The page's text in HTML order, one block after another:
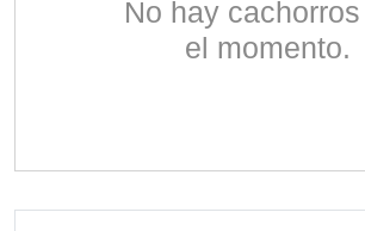
No hay
el momento.